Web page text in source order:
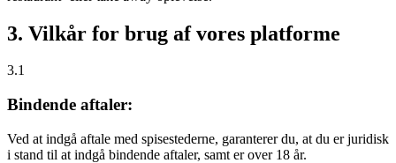
3. Vilkår for brug af vores platforme
3.1
Bindende aftaler:
Ved at indgå aftale med spisestederne, garanterer du, at du er juridisk
i stand til at indgå bindende aftaler, samt er over 18 år.